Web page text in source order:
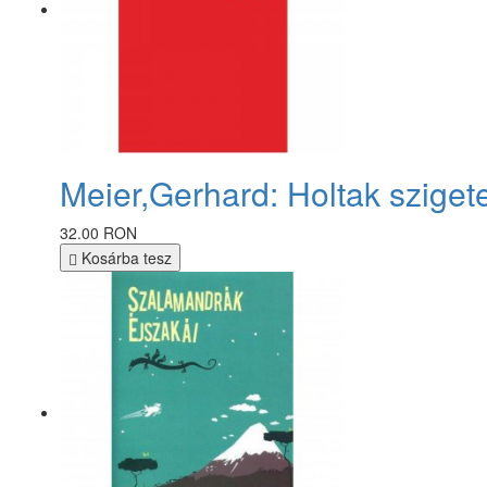
Meier,Gerhard: Holtak
32.00 RON
Kosárba tesz